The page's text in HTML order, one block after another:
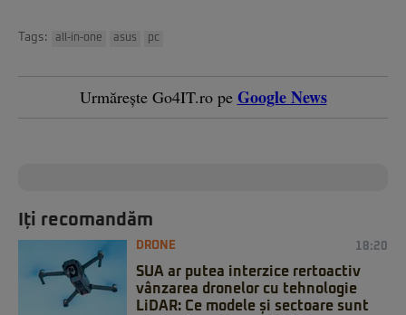
Tags: all-in-one asus pc
Urmărește Go4IT.ro pe Google News
Iți recomandăm
DRONE 18:20
SUA ar putea interzice rertoactiv
vânzarea dronelor cu tehnologie
LiDAR: Ce modele și sectoare sunt